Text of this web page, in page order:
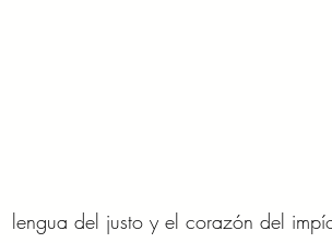
lengua del justo y el corazón del